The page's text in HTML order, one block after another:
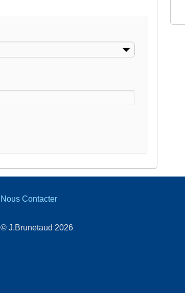
Nous Contacter
© J.Brunetaud 2026